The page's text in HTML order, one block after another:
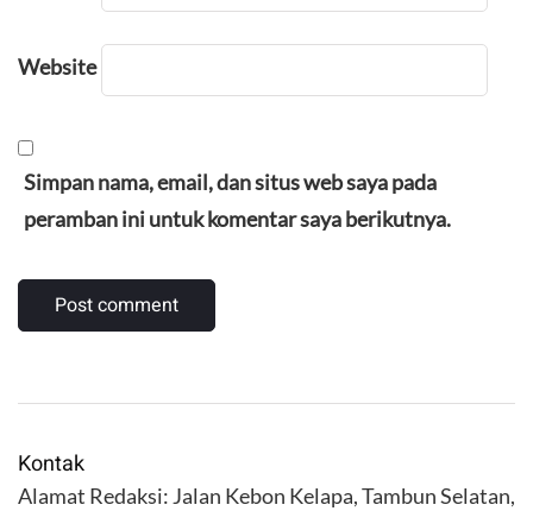
Website
Simpan nama, email, dan situs web saya pada
peramban ini untuk komentar saya berikutnya.
Kontak
Alamat Redaksi: Jalan Kebon Kelapa, Tambun Selatan,